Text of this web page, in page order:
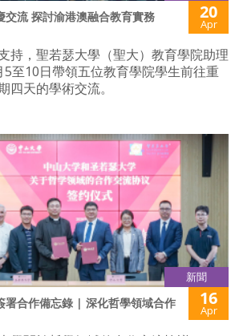
交流 探討渝港澳融合教育實務 20
Apr
持，聖若瑟大學（聖大）教育學院助理
至10日帶領五位教育學院學生前往重
四天的學術交流。
新聞
署合作備忘錄 | 深化哲學領域合作 16
Apr